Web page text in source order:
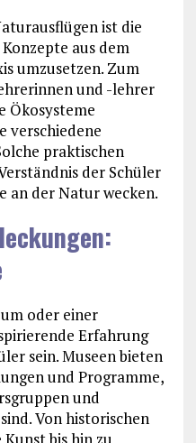
ist die
aus dem
umzusetzen. Zum
und -lehrer
Ökosysteme
verschiedene
praktischen
der Schüler
an der Natur wecken.
oder einer
Erfahrung
sein. Museen bieten
und Programme,
und
Von historischen